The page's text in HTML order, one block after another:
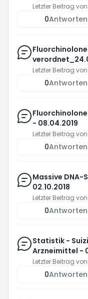
Letzter Beitrag von
0Antworten
Letzter Beitrag von
0Antworten
- 08.04.2019
Letzter Beitrag von
0Antworten
Massive
02.10.2018
Letzter Beitrag von
0Antworten
Statistik -
Arzneimittel -
Letzter Beitrag von
0Antworten